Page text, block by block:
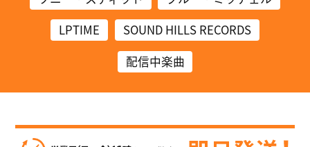
LPTIME
SOUND HILLS RECORDS
配信中楽曲